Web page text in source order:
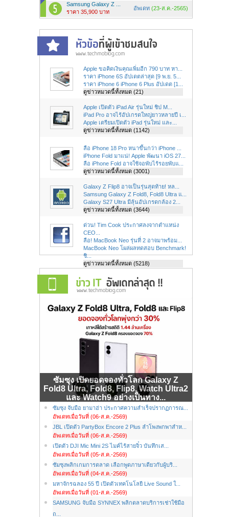
Samsung Galaxy Z ...
ราคา 35,900 บาท
อัพเดท (23-ส.ค.-2565)
Apple ขอคิดเงินคุณเพิ่มอีก 790 บาท หา...
ราคา iPhone 6S อัปเดตล่าสุด [9 พ.ย. 5...
ราคา iPhone 6 iPhone 6 Plus อัปเดต [1...
ดูข่าวหมวดนี้ทั้งหมด (21)
Apple เปิดตัว iPad Air รุ่นใหม่ ชิป M...
iPad Pro อาจไร้อัปเกรดใหญ่ยาวหลายปี เ...
Apple เตรียมเปิดตัว iPad รุ่นใหม่ และ...
ดูข่าวหมวดนี้ทั้งหมด (1142)
ลือ iPhone 18 Pro หนาขึ้นกว่า iPhone ...
iPhone Fold มาแน่! Apple พัฒนา iOS 27...
ลือ iPhone Fold อาจใช้จอพับไร้รอยพับแ...
ดูข่าวหมวดนี้ทั้งหมด (3001)
Galaxy Z Flip8 อาจเป็นรุ่นสุดท้าย! หล...
Samsung Galaxy Z Fold8, Fold8 Ultra แ...
Galaxy S27 Ultra มีลุ้นอัปเกรดกล้อง 2...
ดูข่าวหมวดนี้ทั้งหมด (3644)
ด่วน! Tim Cook ประกาศลงจากตำแหน่ง
CEO...
ลือ! MacBook Neo รุ่นที่ 2 อาจมาพร้อม...
MacBook Neo โผล่ผลทดสอบ Benchmark!
ชิ...
ดูข่าวหมวดนี้ทั้งหมด (5218)
ซัมซุง เปิดยอดจองทั่วโลก Galaxy Z
Fold8 Ultra, Fold8, Flip8, Watch Ultra2
และ Watch9 อย่างเป็นทาง...
ซัมซุง จับมือ ยามาฮ่า ประกาศความสำเร็จปรากฏการณ...
อัพเดทเมื่อวันที่ (06-ส.ค.-2569)
JBL เปิดตัว PartyBox Encore 2 Plus ลำโพงพกพาสำห...
อัพเดทเมื่อวันที่ (06-ส.ค.-2569)
เปิดตัว DJI Mic Mini 2S ไมค์ไร้สายจิ๋ว บันทึกเส...
อัพเดทเมื่อวันที่ (05-ส.ค.-2569)
ซัมซุงพลิกเกมการตลาด เลือกพูดภาษาเดียวกับผู้บริ...
อัพเดทเมื่อวันที่ (04-ส.ค.-2569)
มหาจักรฉลอง 55 ปี เปิดตัวเทคโนโลยี Live Sound ใ...
อัพเดทเมื่อวันที่ (01-ส.ค.-2569)
SAMSUNG จับมือ SYNNEX พลิกตลาดบริการเช่าใช้มือ
ถ...